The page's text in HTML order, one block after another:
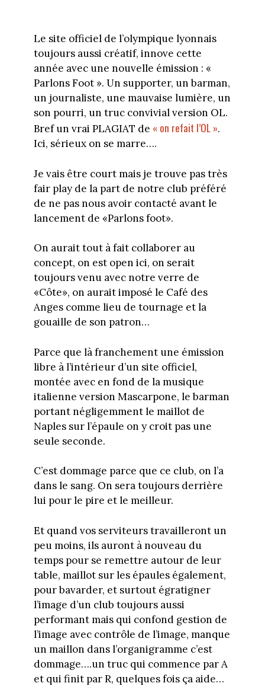
Le site officiel de l’olympique lyonnais
toujours aussi créatif, innove cette
année avec une nouvelle émission : «
Parlons Foot ». Un supporter, un barman,
un journaliste, une mauvaise lumière, un
son pourri, un truc convivial version OL.
Bref un vrai PLAGIAT de « on refait l’OL ».
Ici, sérieux on se marre….
Je vais être court mais je trouve pas très
fair play de la part de notre club préféré
de ne pas nous avoir contacté avant le
lancement de «Parlons foot».
On aurait tout à fait collaborer au
concept, on est open ici, on serait
toujours venu avec notre verre de
«Côte», on aurait imposé le Café des
Anges comme lieu de tournage et la
gouaille de son patron…
Parce que là franchement une émission
libre à l’intérieur d’un site officiel,
montée avec en fond de la musique
italienne version Mascarpone, le barman
portant négligemment le maillot de
Naples sur l’épaule on y croit pas une
seule seconde.
C’est dommage parce que ce club, on l’a
dans le sang. On sera toujours derrière
lui pour le pire et le meilleur.
Et quand vos serviteurs travailleront un
peu moins, ils auront à nouveau du
temps pour se remettre autour de leur
table, maillot sur les épaules également,
pour bavarder, et surtout égratigner
l’image d’un club toujours aussi
performant mais qui confond gestion de
l’image avec contrôle de l’image, manque
un maillon dans l’organigramme c’est
dommage….un truc qui commence par A
et qui finit par R, quelques fois ça aide…